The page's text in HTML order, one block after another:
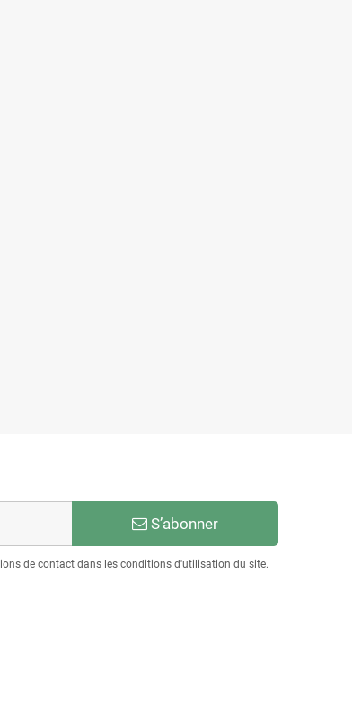
S’abonner
de contact dans les conditions d'utilisation du site.